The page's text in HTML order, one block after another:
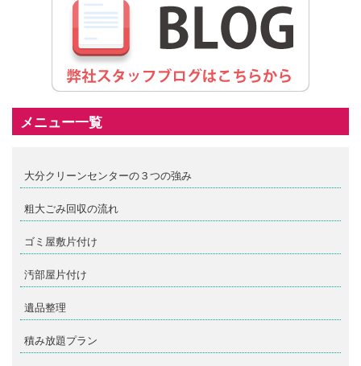
メニュー一覧
大分クリーンセンターの３つの強み
粗大ごみ回収の流れ
ゴミ屋敷片付け
汚部屋片付け
遺品整理
積み放題プラン